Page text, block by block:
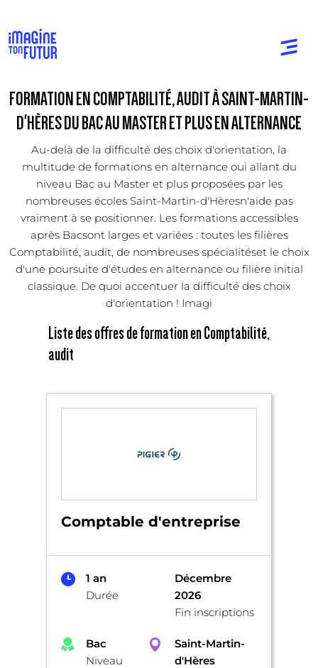
FORMATION EN COMPTABILITÉ, AUDIT À SAINT-MARTIN-
D'HÈRES DU BAC AU MASTER ET PLUS EN ALTERNANCE
Au-delà de la difficulté des choix d'orientation, la
multitude de formations en alternance oui allant du
niveau Bac au Master et plus proposées par les
nombreuses écoles Saint-Martin-d'Hèresn'aide pas
vraiment à se positionner. Les formations accessibles
après Bacsont larges et variées : toutes les filières
Comptabilité, audit, de nombreuses spécialitéset le choix
d'une poursuite d'études en alternance ou filière initial
classique. De quoi accentuer la difficulté des choix
d'orientation ! Imagi
Liste des offres de formation en Comptabilité,
audit
Comptable d'entreprise
1 an
Durée
Décembre
2026
Fin inscriptions
Bac
Niveau
Saint-Martin-
d'Hères